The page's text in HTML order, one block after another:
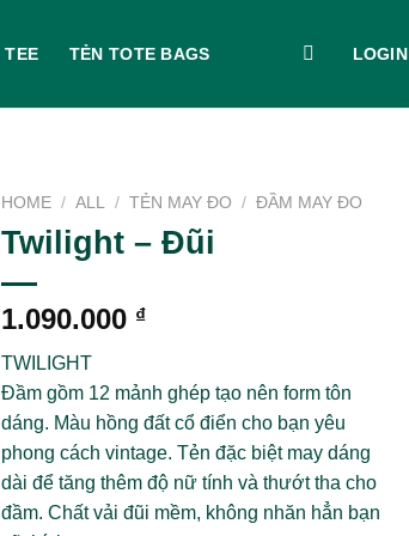
TEE TẺN TOTE BAGS LOGIN
HOME / ALL / TẺN MAY ĐO / ĐẦM MAY ĐO
Twilight – Đũi
1.090.000 ₫
TWILIGHT
Đầm gồm 12 mảnh ghép tạo nên form tôn
dáng. Màu hồng đất cổ điển cho bạn yêu
phong cách vintage. Tẻn đặc biệt may dáng
dài để tăng thêm độ nữ tính và thướt tha cho
đầm. Chất vải đũi mềm, không nhăn hẳn bạn